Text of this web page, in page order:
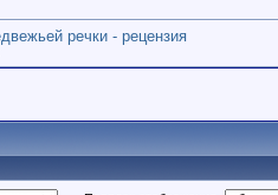
речки - рецензия